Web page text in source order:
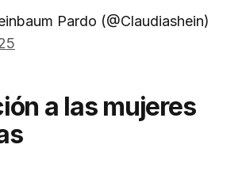
Pardo (@Claudiashein)
a las mujeres